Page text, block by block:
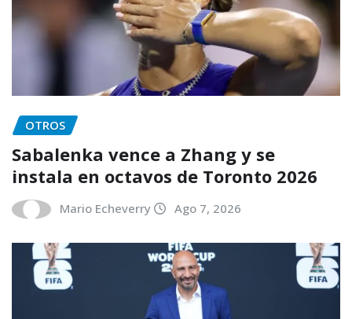
OTROS
Sabalenka vence a Zhang y se
instala en octavos de Toronto 2026
Mario Echeverry Ago 7, 2026